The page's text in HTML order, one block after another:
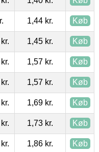
1,44 kr. Køb
1,45 kr. Køb
1,57 kr. Køb
1,57 kr. Køb
1,69 kr. Køb
1,73 kr. Køb
1,86 kr. Køb